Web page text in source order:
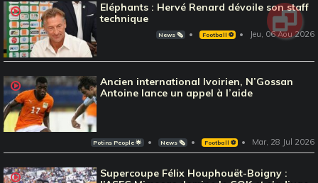
Eléphants : Hervé Renard dévoile son staff
technique
News 🗞️ Football ⚽️ Jeu, 06 Aou 2026
Ancien international Ivoirien, N’Gossan
Antoine lance un appel à l’aide
Potins People 🌟 News 🗞️ Football ⚽️ Mar, 28 Jul 2026
Supercoupe Félix Houphouët-Boigny :